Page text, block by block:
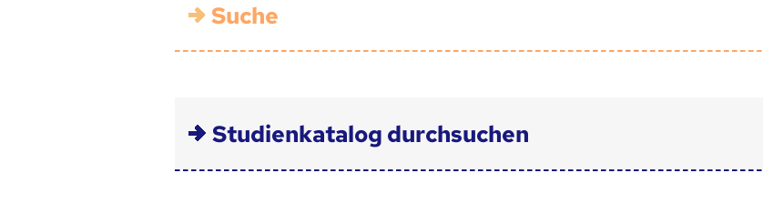
Suche
Studienkatalog durchsuchen